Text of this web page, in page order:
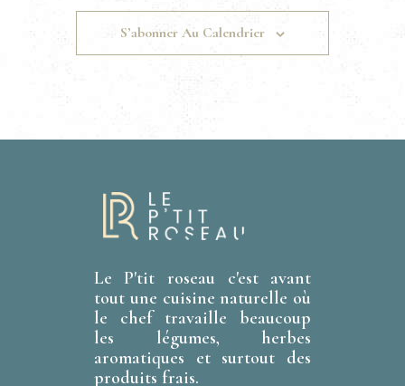
S’abonner Au Calendrier
Le P'tit roseau c'est avant
tout une cuisine naturelle où
le chef travaille beaucoup
les légumes, herbes
aromatiques et surtout des
produits frais.